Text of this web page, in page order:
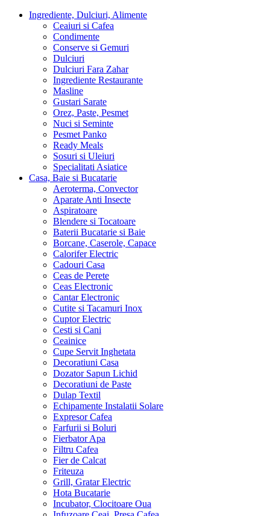
Ingrediente, Dulciuri, Alimente
Ceaiuri si Cafea
Condimente
Conserve si Gemuri
Dulciuri
Dulciuri Fara Zahar
Ingrediente Restaurante
Masline
Gustari Sarate
Orez, Paste, Pesmet
Nuci si Seminte
Pesmet Panko
Ready Meals
Sosuri si Uleiuri
Specialitati Asiatice
Casa, Baie si Bucatarie
Aeroterma, Convector
Aparate Anti Insecte
Aspiratoare
Blendere si Tocatoare
Baterii Bucatarie si Baie
Borcane, Caserole, Capace
Calorifer Electric
Cadouri Casa
Ceas de Perete
Ceas Electronic
Cantar Electronic
Cutite si Tacamuri Inox
Cuptor Electric
Cesti si Cani
Ceainice
Cupe Servit Inghetata
Decoratiuni Casa
Dozator Sapun Lichid
Decoratiuni de Paste
Dulap Textil
Echipamente Instalatii Solare
Expresor Cafea
Farfurii si Boluri
Fierbator Apa
Filtru Cafea
Fier de Calcat
Friteuza
Grill, Gratar Electric
Hota Bucatarie
Incubator, Clocitoare Oua